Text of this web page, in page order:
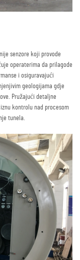
senzore koji provode
operaterima da prilagode
i osiguravajući
geologijama gdje
Pružajući detaljne
kontrolu nad procesom
tunela.